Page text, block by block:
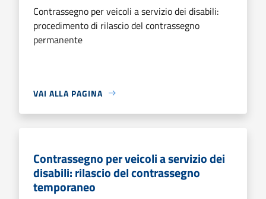
Contrassegno per veicoli a servizio dei disabili:
procedimento di rilascio del contrassegno
permanente
VAI ALLA PAGINA
Contrassegno per veicoli a servizio dei
disabili: rilascio del contrassegno
temporaneo